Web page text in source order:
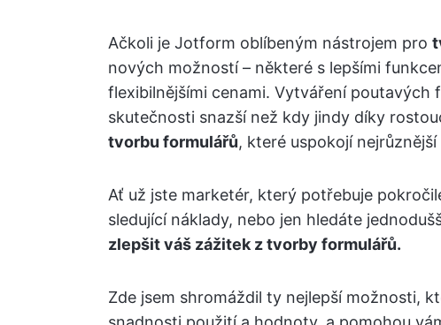
Ačkoli je Jotform oblíbeným nástrojem pro
nových možností – některé s lepšími
flexibilnějšími cenami. Vytváření poutavých
skutečnosti snazší než kdy jindy díky
tvorbu formulářů, které uspokojí
Ať už jste marketér, který potřebuje
sledující náklady, nebo jen hledáte
zlepšit váš zážitek z tvorby formulářů.
Zde jsem shromáždil ty nejlepší možnosti,